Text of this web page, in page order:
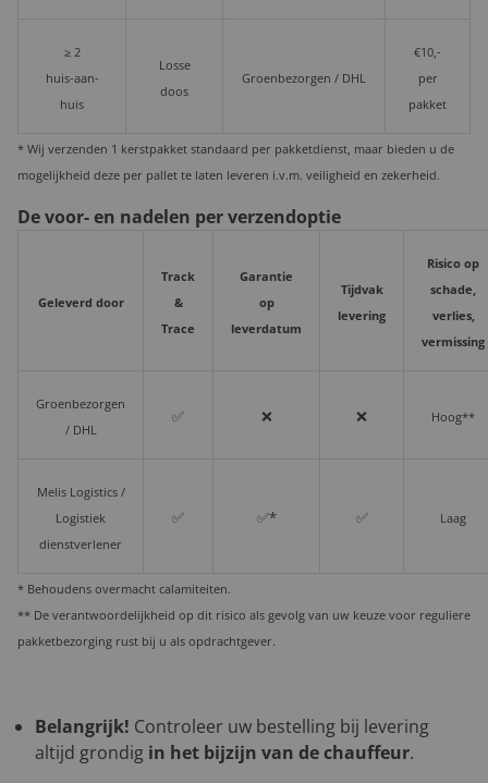
≥ 2
huis-aan-
huis
Losse
doos
Groenbezorgen / DHL
€10,-
per
pakket
* Wij verzenden 1 kerstpakket standaard per pakketdienst, maar bieden u de
mogelijkheid deze per pallet te laten leveren i.v.m. veiligheid en zekerheid.
De voor- en nadelen per verzendoptie
Geleverd door
Track
&
Trace
Garantie
op
leverdatum
Tijdvak
levering
Risico op
schade,
verlies,
vermissing
Groenbezorgen
/ DHL
✅ ❌ ❌ Hoog**
Melis Logistics /
Logistiek
dienstverlener
✅ ✅* ✅ Laag
* Behoudens overmacht calamiteiten.
** De verantwoordelijkheid op dit risico als gevolg van uw keuze voor reguliere
pakketbezorging rust bij u als opdrachtgever.
Belangrijk! Controleer uw bestelling bij levering
altijd grondig in het bijzijn van de chauffeur.